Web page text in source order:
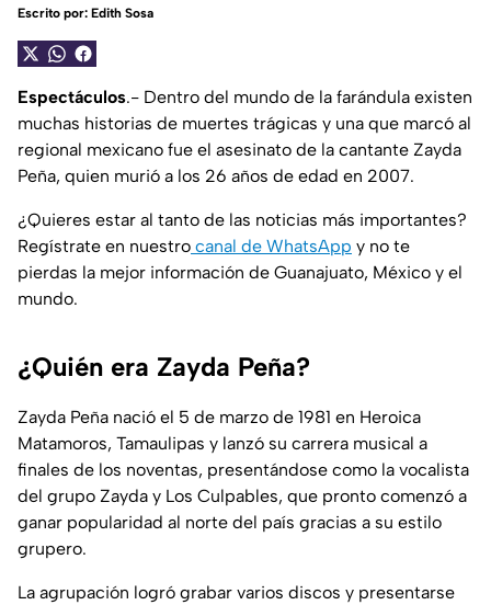
Escrito por: Edith Sosa
Espectáculos.- Dentro del mundo de la farándula existen
muchas historias de muertes trágicas y una que marcó al
regional mexicano fue el asesinato de la cantante Zayda
Peña, quien murió a los 26 años de edad en 2007.
¿Quieres estar al tanto de las noticias más importantes?
Regístrate en nuestro canal de WhatsApp y no te
pierdas la mejor información de Guanajuato, México y el
mundo.
¿Quién era Zayda Peña?
Zayda Peña nació el 5 de marzo de 1981 en Heroica
Matamoros, Tamaulipas y lanzó su carrera musical a
finales de los noventas, presentándose como la vocalista
del grupo Zayda y Los Culpables, que pronto comenzó a
ganar popularidad al norte del país gracias a su estilo
grupero.
La agrupación logró grabar varios discos y presentarse